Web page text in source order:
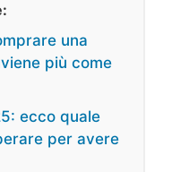
una
più come
ecco quale
per avere